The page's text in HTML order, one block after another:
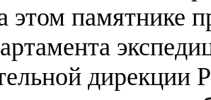
этом памятнике
дирекции